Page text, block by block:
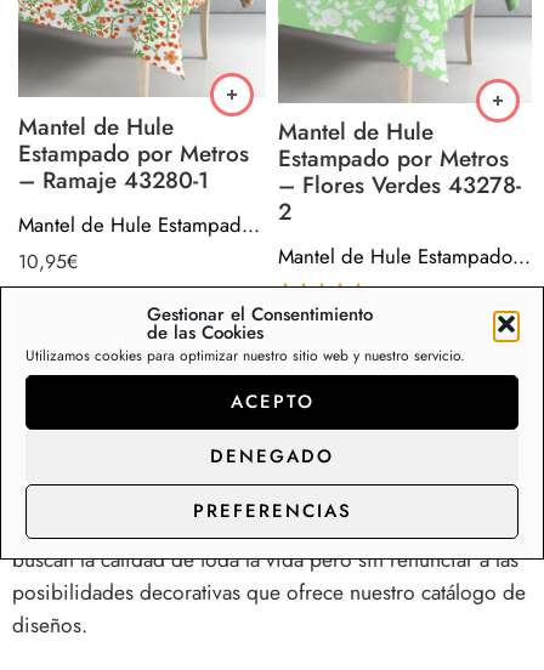
Gestionar el Consentimiento
de las Cookies
Utilizamos cookies para optimizar nuestro sitio web y nuestro servicio.
ACEPTO
DENEGADO
PREFERENCIAS
Mantel de Hule
Estampado por Metros
– Ramaje 43280-1
Mantel de Hule Estampado por Metros – Ramaje 43280-1
10,95€
Mantel de Hule
Estampado por Metros
– Flores Verdes 43278-
2
Mantel de Hule Estampado por Metros – Flores Verdes 43278-2
Valorado con
10,95€
Ver colección completa
Un mantel para los que a la hora de sentarse a la mesa
buscan la calidad de toda la vida pero sin renunciar a las
posibilidades decorativas que ofrece nuestro catálogo de
diseños.